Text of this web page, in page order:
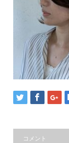
コメント